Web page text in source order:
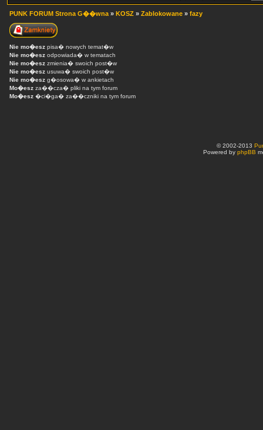
PUNK FORUM Strona G��wna » KOSZ » Zablokowane » fazy
Nie mo�esz pisa� nowych temat�w
Nie mo�esz odpowiada� w tematach
Nie mo�esz zmienia� swoich post�w
Nie mo�esz usuwa� swoich post�w
Nie mo�esz g�osowa� w ankietach
Mo�esz za��cza� pliki na tym forum
Mo�esz �ci�ga� za��czniki na tym forum
© 2002-2013
Powered by phpBB